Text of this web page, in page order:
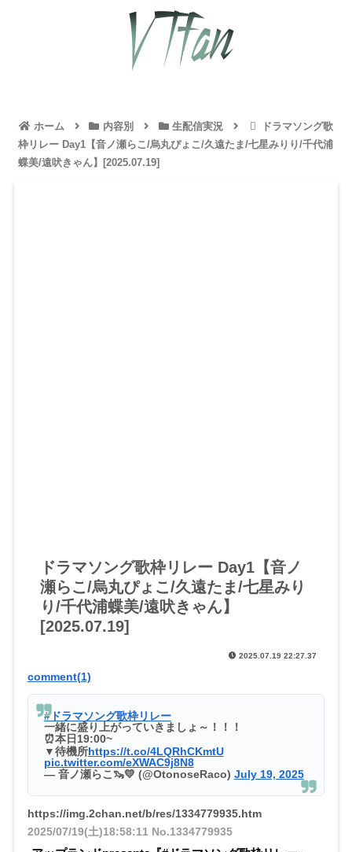
ホーム 内容別 生配信実況
ドラマソング歌
枠リレー Day1【音ノ瀬らこ/烏丸ぴょこ/久遠たま/七星みりり/千代浦
蝶美/遠吠きゃん】[2025.07.19]
ドラマソング歌枠リレー Day1【音ノ
瀬らこ/烏丸ぴょこ/久遠たま/七星みり
り/千代浦蝶美/遠吠きゃん】
[2025.07.19]
2025.07.19 22:27.37
comment(1)
#ドラマソング歌枠リレー
一緒に盛り上がっていきましょ～！！！
⏰本日19:00~
▼待機所https://t.co/4LQRhCKmtU
pic.twitter.com/eXWAC9j8N8
— 音ノ瀬らこ🦦💛 (@OtonoseRaco) July 19, 2025
https://img.2chan.net/b/res/1334779935.htm
2025/07/19(土)18:58:11 No.1334779935